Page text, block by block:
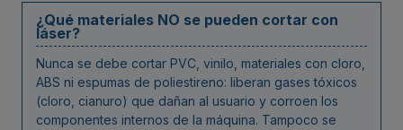
¿Qué materiales NO se pueden cortar con
láser?
Nunca se debe cortar PVC, vinilo, materiales con cloro,
ABS ni espumas de poliestireno: liberan gases tóxicos
(cloro, cianuro) que dañan al usuario y corroen los
componentes internos de la máquina. Tampoco se